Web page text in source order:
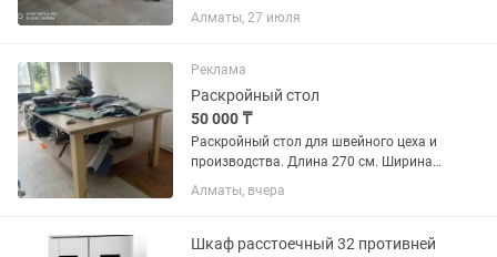
Алматы, 27 июля
Реклама
Раскройный стол
50 000 ₸
Раскройный стол для швейного цеха и
производства. Длина 270 см. Ширина
150 см. Высота 85 см. Ножки очень
прочные, сделаны из дерева.
нижнего уровня. Цена 80 тыс тг....
Алматы, вчера
Шкаф расстоечный 32 противней